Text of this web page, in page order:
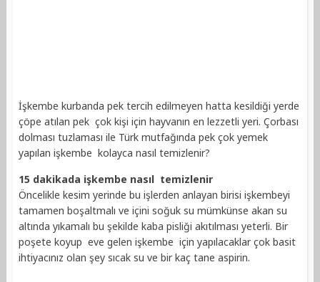
İşkembe kurbanda pek tercih edilmeyen hatta kesildiği yerde
çöpe atılan pek çok kişi için hayvanın en lezzetli yeri. Çorbası
dolması tuzlaması ile Türk mutfağında pek çok yemek
yapılan işkembe kolayca nasıl temizlenir?
15 dakikada işkembe nasıl temizlenir
Öncelikle kesim yerinde bu işlerden anlayan birisi işkembeyi
tamamen boşaltmalı ve içini soğuk su mümkünse akan su
altında yıkamalı bu şekilde kaba pisliği akıtılması yeterli. Bir
poşete koyup eve gelen işkembe için yapılacaklar çok basit
ihtiyacınız olan şey sıcak su ve bir kaç tane aspirin.